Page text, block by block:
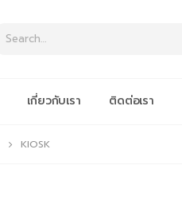
เกี่ยวกับเรา ติดต่อเรา
KIOSK